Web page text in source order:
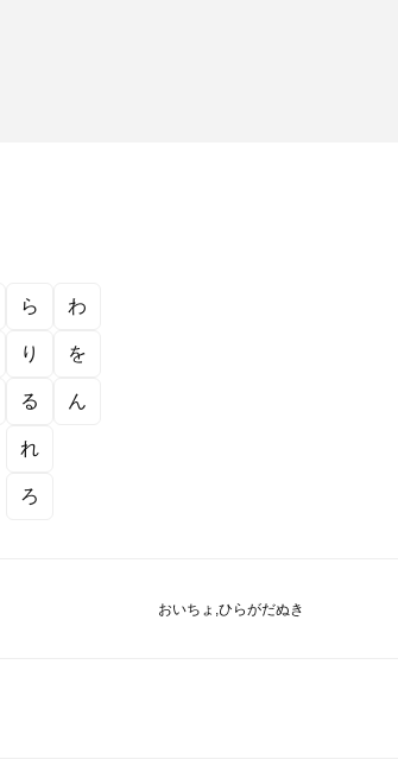
ら
り
る
れ
ろ
わ
を
ん
おいちょ,ひらがだぬき